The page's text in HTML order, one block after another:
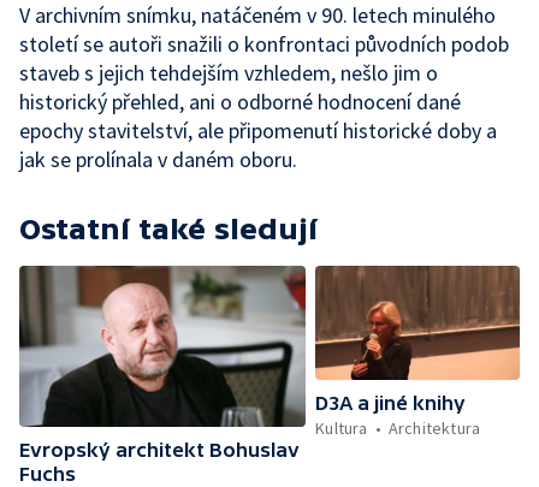
V archivním snímku, natáčeném v 90. letech minulého
století se autoři snažili o konfrontaci původních podob
staveb s jejich tehdejším vzhledem, nešlo jim o
historický přehled, ani o odborné hodnocení dané
epochy stavitelství, ale připomenutí historické doby a
jak se prolínala v daném oboru.
Ostatní také sledují
Evropský architekt Bohuslav
Fuchs
D3A a jiné knihy
Kultura
Architektura